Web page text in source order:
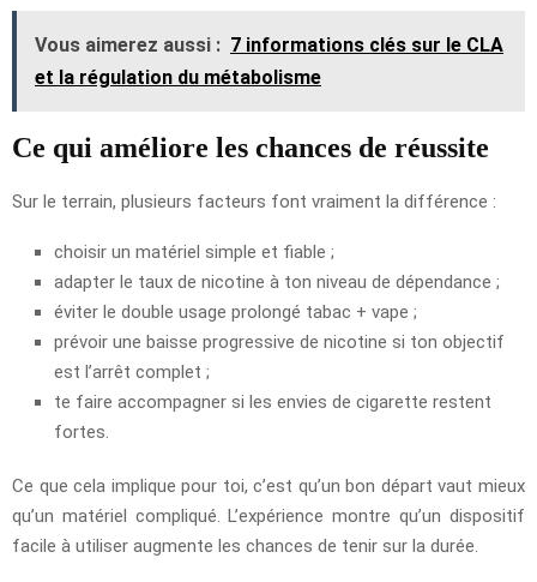
Vous aimerez aussi : 7 informations clés sur le CLA
et la régulation du métabolisme
Ce qui améliore les chances de réussite
Sur le terrain, plusieurs facteurs font vraiment la différence :
choisir un matériel simple et fiable ;
adapter le taux de nicotine à ton niveau de dépendance ;
éviter le double usage prolongé tabac + vape ;
prévoir une baisse progressive de nicotine si ton objectif
est l’arrêt complet ;
te faire accompagner si les envies de cigarette restent
fortes.
Ce que cela implique pour toi, c’est qu’un bon départ vaut mieux
qu’un matériel compliqué. L’expérience montre qu’un dispositif
facile à utiliser augmente les chances de tenir sur la durée.